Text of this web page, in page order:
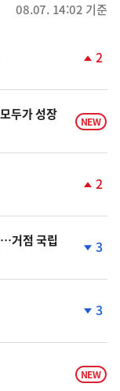
08.07. 14:02 기준
승
2
두가 성장
NEW
2
거점 국립
3
락
3
NEW